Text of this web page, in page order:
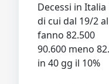
Decessi in
di cui dal 19/2
fanno 82.500
90.600 meno
in 40 gg il 10%